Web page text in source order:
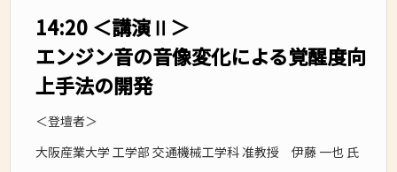
14:20 ＜講演Ⅱ＞
エンジン音の音像変化による覚醒度向
上手法の開発
＜登壇者＞
大阪産業大学 工学部 交通機械工学科 准教授 伊藤 一也 氏